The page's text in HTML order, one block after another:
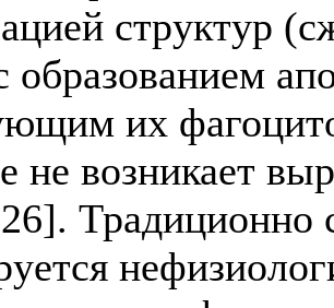
структур
образованием
их
не возникает
Традиционно